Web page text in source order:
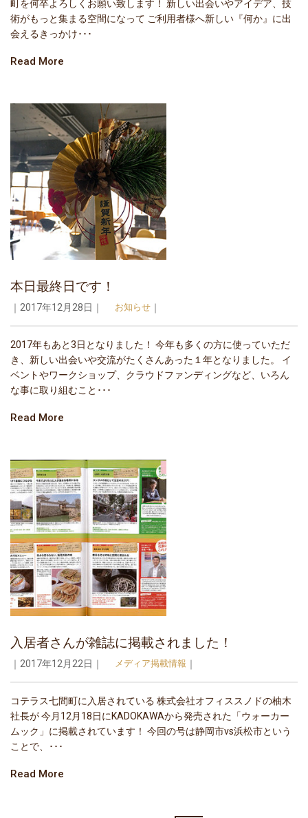
町を何卒よろしくお願い致します！ 新しい出会いやアイデア、技
術がもっと集まる空間になって ご利用者様へ新しい『何か』に出
会えるきっかけ･･･
Read More
本日最終日です！
｜2017年12月28日｜ お知らせ ｜
2017年もあと3日となりました！ 今年も多くの方に使っていただ
き、新しい出会いや交流がたくさんあった１年となりました。 イ
ベントやワークショップ、クラウドファンディングなど、いろん
な事に取り組むこと･･･
Read More
入居者さんが雑誌に掲載されました！
｜2017年12月22日｜ メディア掲載情報 ｜
コテラス七間町に入居されている 株式会社オフィススノドの柚木
社長が 今月12月18日にKADOKAWAから発売された「ウォーカー
ムック」に掲載されています！ 今回の号は静岡市vs浜松市という
ことで、･･･
Read More